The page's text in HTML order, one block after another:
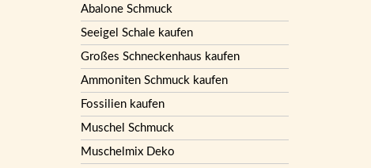
Abalone Schmuck
Seeigel Schale kaufen
Großes Schneckenhaus kaufen
Ammoniten Schmuck kaufen
Fossilien kaufen
Muschel Schmuck
Muschelmix Deko